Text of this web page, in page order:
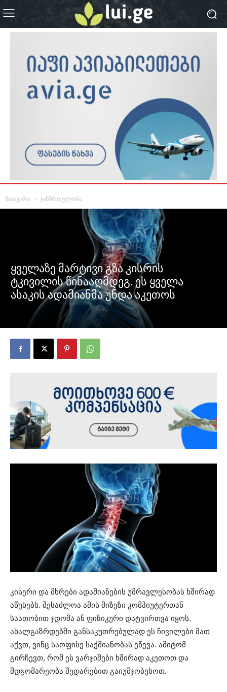
მთავარი ჯანმრთელობა
ყველაზე მარტივი გზა კისრის
ტკივილის წინააღმდეგ. ეს ყველა
ასაკის ადამიანმა უნდა აკეთოს
კისერი და მხრები ადამიანების უმრავლესობას ხშირად
აწუხებს. შესაძლოა ამის მიზეზი კომპიუტერთან
საათობით ჯდომა ან ფიზიკური დატვირთვა იყოს.
ახალგაზრდებში განსაკუთრებულად ეს ჩივილები მათ
აქვთ, ვინც საოფისე საქმიანობას ეწევა. ამიტომ
გირჩევთ, რომ ეს ვარჯიშები ხშირად აკეთოთ და
მდგომარეობა შედარებით გაიუმჯობესოთ.